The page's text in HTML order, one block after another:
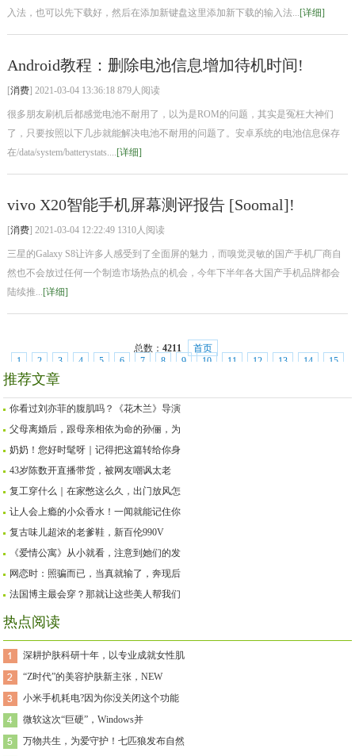
入法，也可以先下载好，然后在添加新键盘这里添加新下载的输入法...[详细]
Android教程：删除电池信息增加待机时间!
[消费] 2021-03-04 13:36:18 879人阅读
很多朋友刷机后都感觉电池不耐用了，以为是ROM的问题，其实是冤枉大神们
了，只要按照以下几步就能解决电池不耐用的问题了。安卓系统的电池信息保存
在/data/system/batterystats....[详细]
vivo X20智能手机屏幕测评报告 [Soomal]!
[消费] 2021-03-04 12:22:49 1310人阅读
三星的Galaxy S8让许多人感受到了全面屏的魅力，而嗅觉灵敏的国产手机厂商自
然也不会放过任何一个制造市场热点的机会，今年下半年各大国产手机品牌都会
陆续推...[详细]
总数：4211
首页
1
2 3 4 5 6 7 8 9 10 11 12 13 14
15
推荐文章
你看过刘亦菲的腹肌吗？《花木兰》导演
父母离婚后，跟母亲相依为命的孙俪，为
奶奶！您好时髦呀｜记得把这篇转给你身
43岁陈数开直播带货，被网友嘲讽太老
复工穿什么｜在家憋这么久，出门放风怎
让人会上瘾的小众香水！一闻就能记住你
复古味儿超浓的老爹鞋，新百伦990V
《爱情公寓》从小就看，注意到她们的发
网恋时：照骗而已，当真就输了，奔现后
法国博主最会穿？那就让这些美人帮我们
热点阅读
深耕护肤科研十年，以专业成就女性肌
“Z时代”的美容护肤新主张，NEW
小米手机耗电?因为你没关闭这个功能
微软这次“巨硬”，Windows并
万物共生，为爱守护！七匹狼发布自然